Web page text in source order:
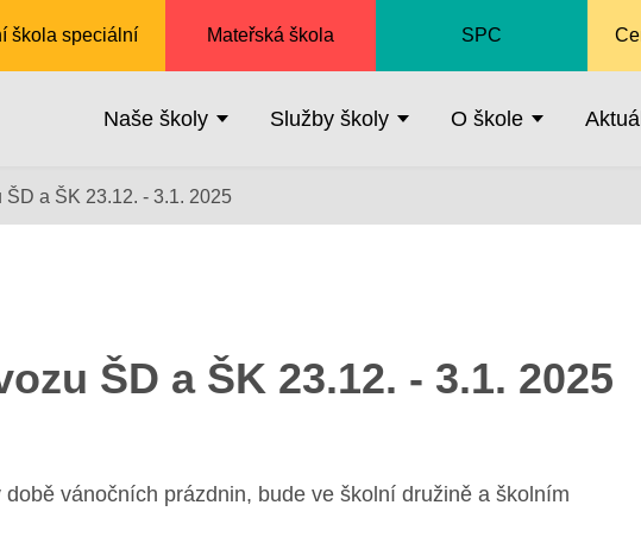
škola speciální Mateřská škola SPC
Naše školy Služby školy O škole
ŠD a ŠK 23.12. - 3.1. 2025
ŠD a ŠK 23.12. - 3.1. 2025
vánočních prázdnin, bude ve školní družině a školním